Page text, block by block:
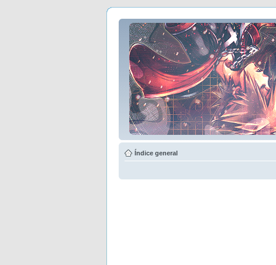
Índice general